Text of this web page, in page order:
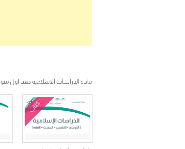
مادة الدراسات الاسلامية صف اول متوسط
كتاب